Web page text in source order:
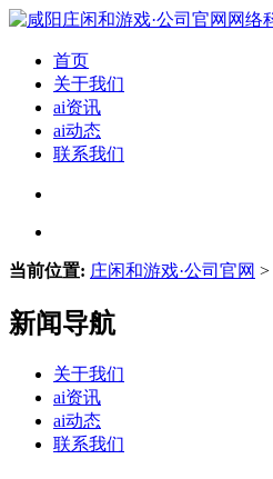
首页
关于我们
ai资讯
ai动态
联系我们
当前位置: 庄闲和游戏·公司官网 >
新闻导航
关于我们
ai资讯
ai动态
联系我们